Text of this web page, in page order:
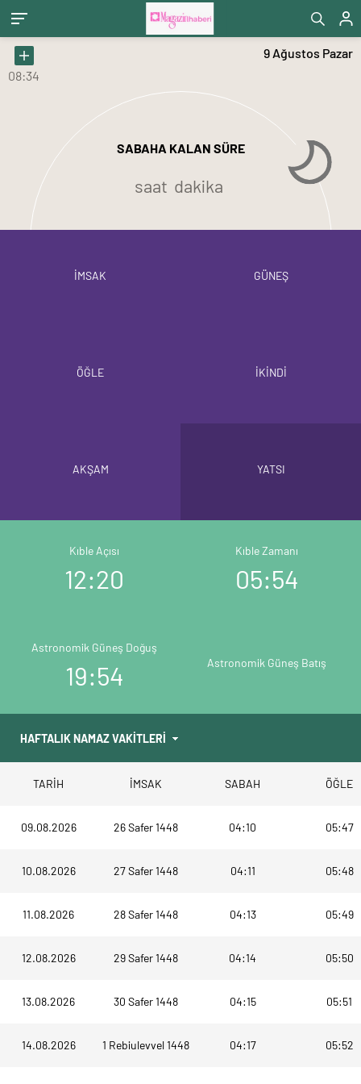
08:34
SABAHA KALAN SÜRE
saat dakika
9 Ağustos Pazar
İMSAK GÜNEŞ
ÖĞLE İKİNDİ
AKŞAM YATSI
Kıble Açısı
12:20
Kıble Zamanı
05:54
Astronomik Güneş Doğuş
19:54 Astronomik Güneş Batış
TARİH İMSAK SABAH ÖĞLE
09.08.2026 26 Safer 1448 04:10 05:47
10.08.2026 27 Safer 1448 04:11 05:48
11.08.2026 28 Safer 1448 04:13 05:49
12.08.2026 29 Safer 1448 04:14 05:50
13.08.2026 30 Safer 1448 04:15 05:51
14.08.2026 1 Rebiulevvel 1448 04:17 05:52